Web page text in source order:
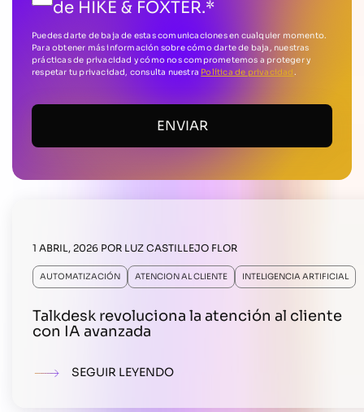
de HIKE & FOXTER.*
Puedes darte de baja de estas comunicaciones en cualquier momento.
Para obtener más información sobre cómo darte de baja, nuestras
prácticas de privacidad y cómo nos comprometemos a proteger y
respetar tu privacidad, consulta nuestra Política de privacidad.
1 ABRIL, 2026 POR LUZ CASTILLEJO FLOR
AUTOMATIZACIÓN ATENCION AL CLIENTE INTELIGENCIA ARTIFICIAL
Talkdesk revoluciona la atención al cliente
con IA avanzada
SEGUIR LEYENDO